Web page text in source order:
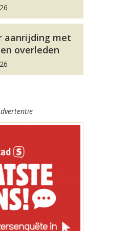
aanrijding met
overleden